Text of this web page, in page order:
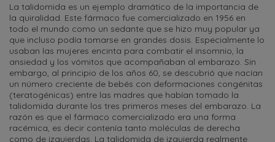
La talidomida es un ejemplo dramático de la importancia de
la quiralidad. Este fármaco fue comercializado en 1956 en
todo el mundo como un sedante que se hizo muy popular ya
que incluso podía tomarse en grandes dosis. Especialmente lo
usaban las mujeres encinta para combatir el insomnio, la
ansiedad y los vómitos que acompañaban al embarazo. Sin
embargo, al principio de los años 60, se descubrió que nacían
un número creciente de bebés con deformaciones congénitas
(teratogénicas) entre las madres que habían tomado la
talidomida durante los tres primeros meses del embarazo. La
razón es que el fármaco comercializado era una forma
racémica, es decir contenía tanto moléculas de derecha
como de izquierdas. La talidomida de izquierda realmente